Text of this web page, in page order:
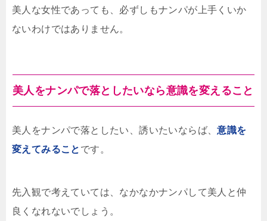
美人な女性であっても、必ずしもナンパが上手くいか
ないわけではありません。
美人をナンパで落としたいなら意識を変えること
美人をナンパで落としたい、誘いたいならば、意識を
変えてみること です。
先入観で考えていては、なかなかナンパして美人と仲
良くなれないでしょう。